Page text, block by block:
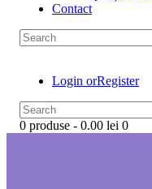
Contact
Login orRegister
0 produse - 0.00 lei 0